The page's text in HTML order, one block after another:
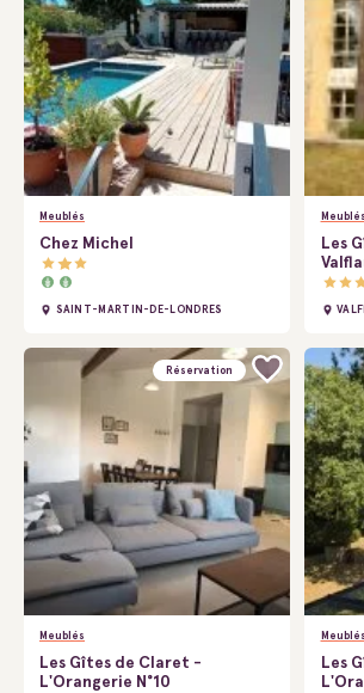
Meublés
Chez Michel
SAINT-MARTIN-DE-LONDRES
Meublés
Les
Meublés
Les Gîtes de Claret -
L'Orangerie N°10
Réservation
Meublés
Les